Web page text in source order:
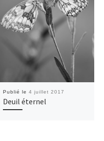
Publié le 4 juillet 2017
Deuil éternel